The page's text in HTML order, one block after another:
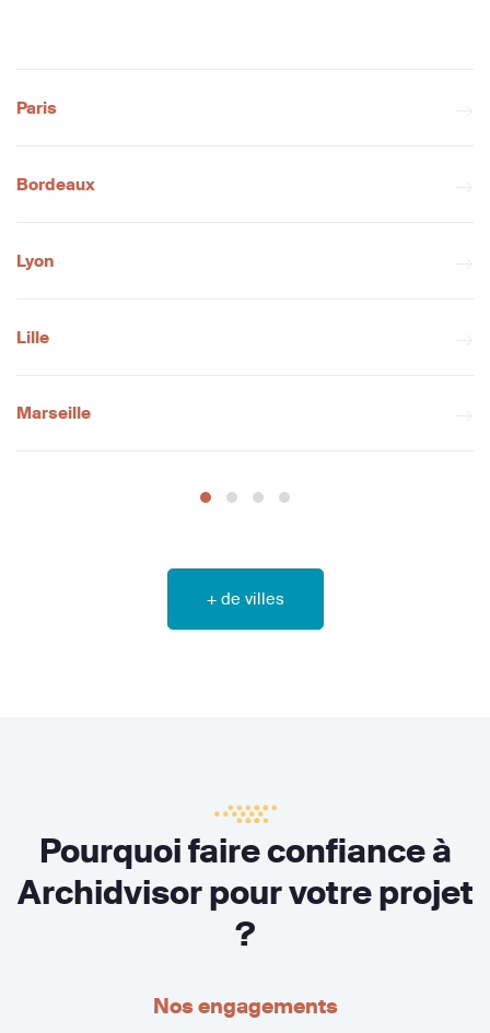
Paris
Bordeaux
Lyon
Lille
Marseille
+ de villes
Pourquoi faire confiance à
Archidvisor pour votre projet
?
Nos engagements